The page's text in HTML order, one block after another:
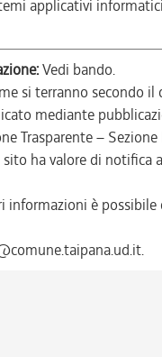
applicativi
Vedi bando.
si terranno secondo
mediante
Trasparente –
sito ha valore di
informazioni è